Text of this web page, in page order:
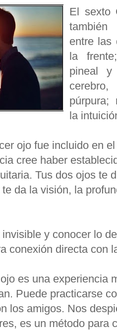
El sexto
también
entre las
la
pineal
púrpura;
la
ojo fue incluido en
cree haber
Tus dos ojos te
da la visión, la
y conocer lo
conexión directa con
es una experiencia
Puede practicarse
los amigos. Nos
es un método para